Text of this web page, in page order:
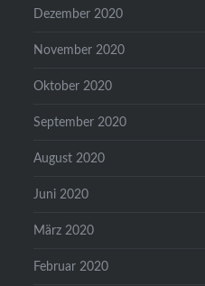
Dezember 2020
November 2020
Oktober 2020
September 2020
August 2020
Juni 2020
März 2020
Februar 2020